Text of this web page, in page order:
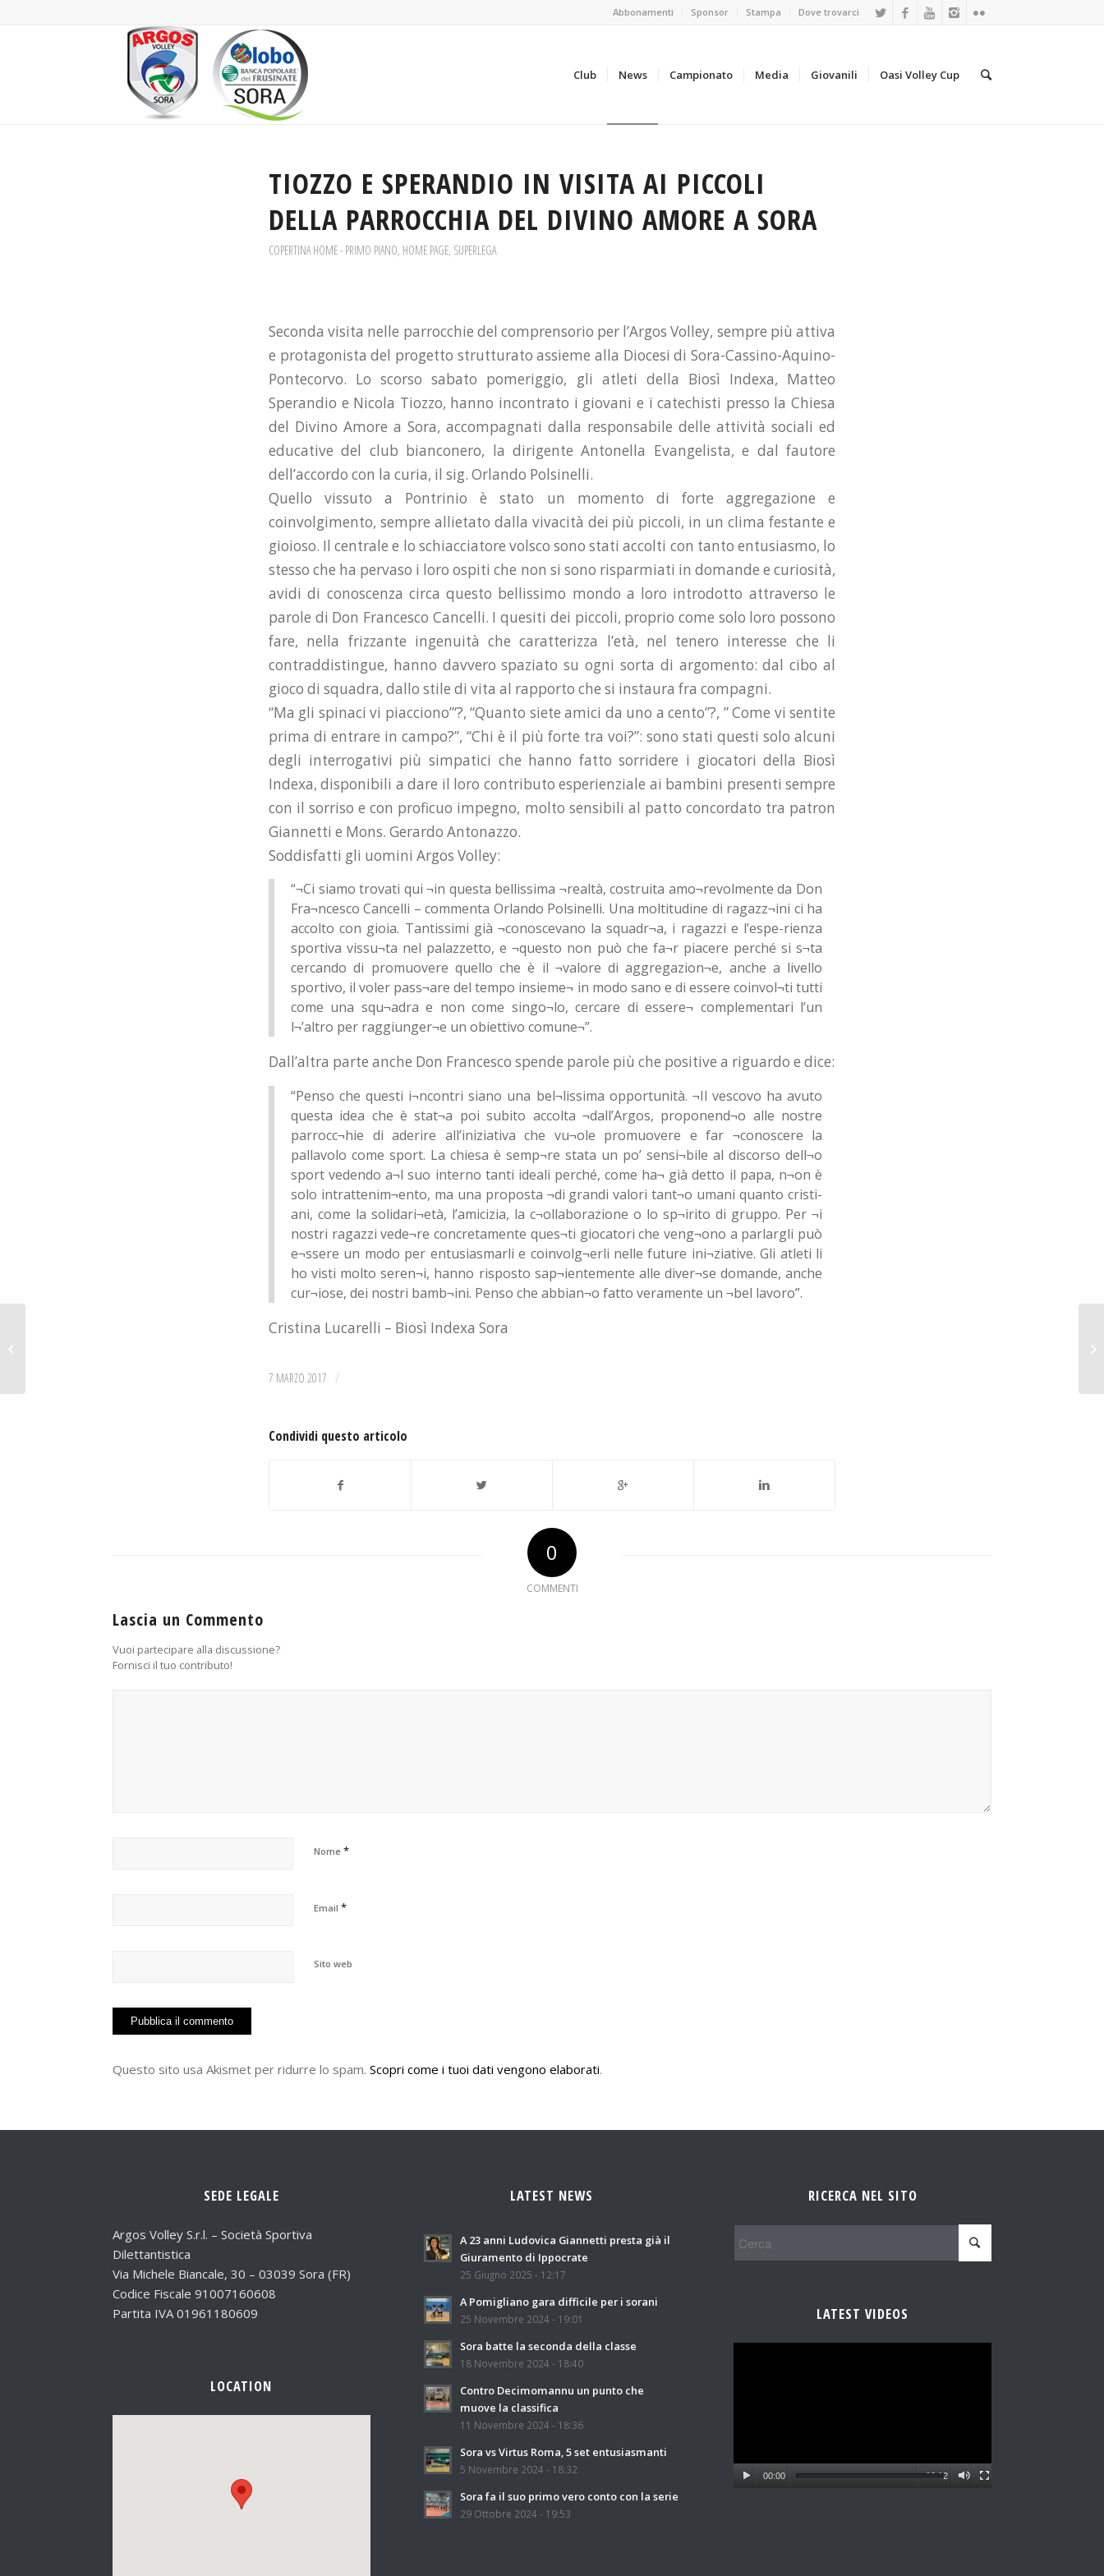
Abbonamenti Sponsor Stampa Dove trovarci
Club News Campionato Media Giovanili Oasi Volley Cup
TIOZZO E SPERANDIO IN VISITA AI PICCOLI
DELLA PARROCCHIA DEL DIVINO AMORE A SORA
COPERTINA HOME - PRIMO PIANO, HOME PAGE, SUPERLEGA
Seconda visita nelle parrocchie del comprensorio per l’Argos Volley, sempre più attiva
e protagonista del progetto strutturato assieme alla Diocesi di Sora-Cassino-Aquino-
Pontecorvo. Lo scorso sabato pomeriggio, gli atleti della Biosì Indexa, Matteo
Sperandio e Nicola Tiozzo, hanno incontrato i giovani e i catechisti presso la Chiesa
del Divino Amore a Sora, accompagnati dalla responsabile delle attività sociali ed
educative del club bianconero, la dirigente Antonella Evangelista, e dal fautore
dell’accordo con la curia, il sig. Orlando Polsinelli.
Quello vissuto a Pontrinio è stato un momento di forte aggregazione e
coinvolgimento, sempre allietato dalla vivacità dei più piccoli, in un clima festante e
gioioso. Il centrale e lo schiacciatore volsco sono stati accolti con tanto entusiasmo, lo
stesso che ha pervaso i loro ospiti che non si sono risparmiati in domande e curiosità,
avidi di conoscenza circa questo bellissimo mondo a loro introdotto attraverso le
parole di Don Francesco Cancelli. I quesiti dei piccoli, proprio come solo loro possono
fare, nella frizzante ingenuità che caratterizza l’età, nel tenero interesse che li
contraddistingue, hanno davvero spaziato su ogni sorta di argomento: dal cibo al
gioco di squadra, dallo stile di vita al rapporto che si instaura fra compagni.
“Ma gli spinaci vi piacciono”‘?, “Quanto siete amici da uno a cento”?, ” Come vi sentite
prima di entrare in campo?”, “Chi è il più forte tra voi?”: sono stati questi solo alcuni
degli interrogativi più simpatici che hanno fatto sorridere i giocatori della Biosì
Indexa, disponibili a dare il loro contributo esperienziale ai bambini presenti sempre
con il sorriso e con proficuo impegno, molto sensibili al patto concordato tra patron
Giannetti e Mons. Gerardo Antonazzo.
Soddisfatti gli uomini Argos Volley:
“¬Ci siamo trovati qui ¬in questa bellissima ¬realtà, costruita amo¬revolmente da Don
Fra¬ncesco Cancelli – commenta Orlando Polsinelli. Una moltitudine di ragazz¬ini ci ha
accolto con gioia. Tantissimi già ¬conoscevano la squadr¬a, i ragazzi e l’espe-rienza
sportiva vissu¬ta nel palazzetto, e ¬questo non può che fa¬r piacere perché si s¬ta
cercando di promuovere quello che è il ¬valore di aggregazion¬e, anche a livello
sportivo, il voler pass¬are del tempo insieme¬ in modo sano e di essere coinvol¬ti tutti
come una squ¬adra e non come singo¬lo, cercare di essere¬ complementari l’un
l¬’altro per raggiunger¬e un obiettivo comune¬”.
Dall’altra parte anche Don Francesco spende parole più che positive a riguardo e dice:
“Penso che questi i¬ncontri siano una bel¬lissima opportunità. ¬Il vescovo ha avuto
questa idea che è stat¬a poi subito accolta ¬dall’Argos, proponend¬o alle nostre
parrocc¬hie di aderire all’iniziativa che vu¬ole promuovere e far ¬conoscere la
pallavolo come sport. La chiesa è semp¬re stata un po’ sensi¬bile al discorso dell¬o
sport vedendo a¬l suo interno tanti ideali perché, come ha¬ già detto il papa, n¬on è
solo intrattenim¬ento, ma una proposta ¬di grandi valori tant¬o umani quanto cristi-
ani, come la solidari¬età, l’amicizia, la c¬ollaborazione o lo sp¬irito di gruppo. Per ¬i
nostri ragazzi vede¬re concretamente ques¬ti giocatori che veng¬ono a parlargli può
e¬ssere un modo per entusiasmarli e coinvolg¬erli nelle future ini¬ziative. Gli atleti li
ho visti molto seren¬i, hanno risposto sap¬ientemente alle diver¬se domande, anche
cur¬iose, dei nostri bamb¬ini. Penso che abbian¬o fatto veramente un ¬bel lavoro”.
Cristina Lucarelli – Biosì Indexa Sora
7 MARZO 2017 /
Condividi questo articolo
0
COMMENTI
Lascia un Commento
Vuoi partecipare alla discussione?
Fornisci il tuo contributo!
Nome *
Email *
Sito web
Questo sito usa Akismet per ridurre lo spam. Scopri come i tuoi dati vengono elaborati.
SEDE LEGALE
Argos Volley S.r.l. – Società Sportiva
Dilettantistica
Via Michele Biancale, 30 – 03039 Sora (FR)
Codice Fiscale 91007160608
Partita IVA 01961180609
LOCATION
LATEST NEWS
A 23 anni Ludovica Giannetti presta già il
Giuramento di Ippocrate
25 Giugno 2025 - 12:17
A Pomigliano gara difficile per i sorani
25 Novembre 2024 - 19:01
Sora batte la seconda della classe
18 Novembre 2024 - 18:40
Contro Decimomannu un punto che
muove la classifica
11 Novembre 2024 - 18:36
Sora vs Virtus Roma, 5 set entusiasmanti
5 Novembre 2024 - 18:32
Sora fa il suo primo vero conto con la serie
29 Ottobre 2024 - 19:53
RICERCA NEL SITO
LATEST VIDEOS
00:00 10:12